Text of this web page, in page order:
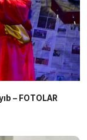
– FOTOLAR